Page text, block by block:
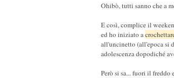
Ohibò, tutti sanno che a
E così, complice il
ed ho iniziato a
all'uncinetto (all'epoca si
adolescenza dopodiché
Però si sa... fuori il freddo